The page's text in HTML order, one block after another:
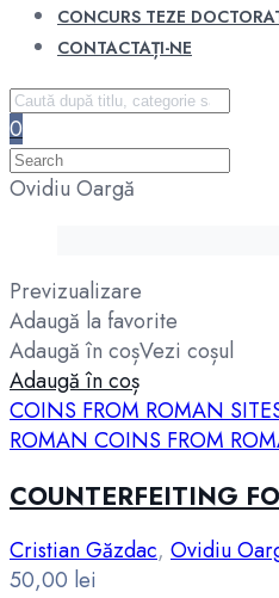
CONCURS TEZE
CONTACTAȚI-NE
0
Ovidiu Oargă
Previzualizare
Adaugă la favorite
Adaugă în coșVezi coșul
Adaugă în coș
COINS FROM ROMAN
ROMAN COINS FROM
COUNTERFEITING
Cristian Găzdac, Ovidiu
50,00 lei